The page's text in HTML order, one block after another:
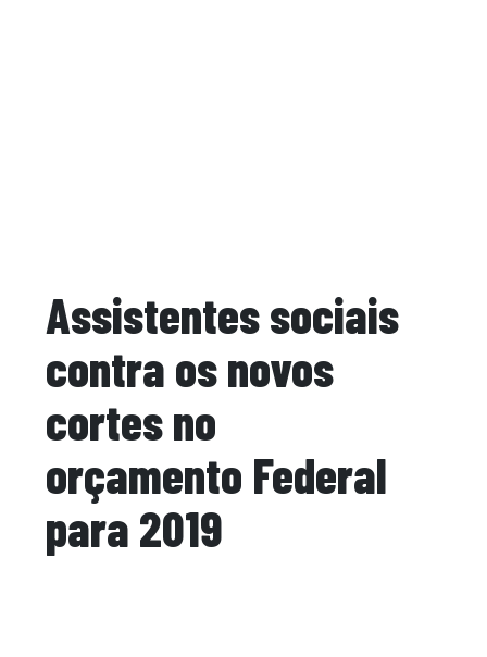
Assistentes sociais
contra os novos
cortes no
orçamento Federal
para 2019